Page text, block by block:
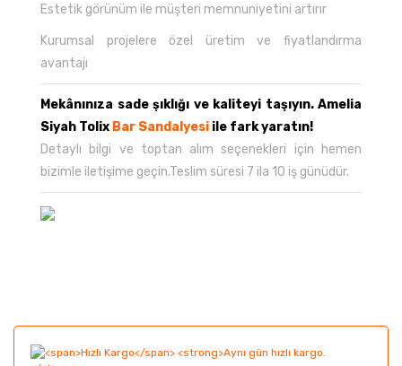
Estetik görünüm ile müşteri memnuniyetini artırır
Kurumsal projelere özel üretim ve fiyatlandırma
avantajı
Mekânınıza sade şıklığı ve kaliteyi taşıyın. Amelia
Siyah Tolix Bar Sandalyesi ile fark yaratın!
Detaylı bilgi ve toptan alım seçenekleri için hemen
bizimle iletişime geçin.Teslim süresi 7 ila 10 iş günüdür.
Görüş ve önerileriniz için teşekkür ederiz.